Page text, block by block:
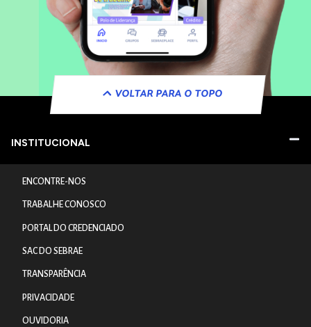
VOLTAR PARA O TOPO
INSTITUCIONAL
ENCONTRE-NOS
TRABALHE CONOSCO
PORTAL DO CREDENCIADO
SAC DO SEBRAE
TRANSPARÊNCIA
PRIVACIDADE
OUVIDORIA